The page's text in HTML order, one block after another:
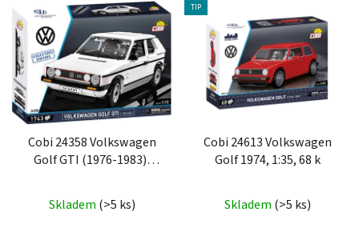
Cobi 24358 Volkswagen
Golf GTI (1976-1983),
EDITION
Skladem (>5 ks)
TIP
Cobi 24613 Volkswagen
Golf 1974, 1:35, 68 k
Skladem (>5 ks)